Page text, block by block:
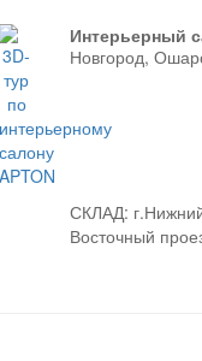
Интерьерный
Новгород,
СКЛАД:
Восточный